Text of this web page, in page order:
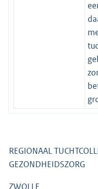
REGIONAAL
GEZONDHEIDSZORG
ZWOLLE